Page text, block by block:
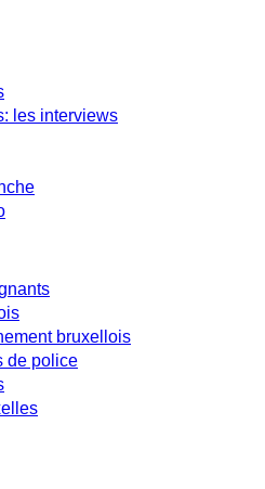
les interviews
bruxellois
de police